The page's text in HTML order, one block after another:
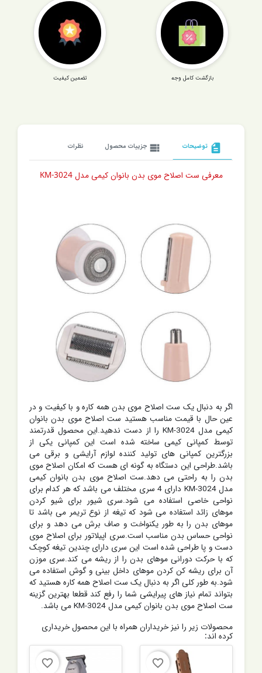
بازگشت کامل وجه تضمین کیفیت
description توضیحات view_list جزییات محصول نظرات
معرفی ست اصلاح موی بدن بانوان کیمی مدل KM-3024
اگر به دنبال یک ست اصلاح موی بدن همه کاره و با کیفیت و در
عین حال با قیمت مناسب هستید ست اصلاح موی بدن بانوان
کیمی مدل KM-3024 را از دست ندهید.این محصول قدرتمند
توسط کمپانی کیمی ساخته شده است این کمپانی یکی از
بزرگترین کمپانی های تولید کننده لوازم آرایشی و برقی می
باشد.طراحی این دستگاه به گونه ای هست که امکان اصلاح موی
بدن را به راحتی می دهد.ست اصلاح موی بدن بانوان کیمی
مدل KM-3024 دارای 4 سری مختلف می باشد که هر کدام برای
نواحی خاصی استفاده می شود.سری شیور برای شیو کردن
موهای زائد استفاده می شود که تیغه از نوع تریمر می باشد تا
موهای بدن را به طور یکنواخت و صاف برش می دهد و برای
نواحی حساس بدن مناسب است.سری اپیلاتور برای اصلاح موی
دست و پا طراحی شده است این سری دارای چندین تیغه کوچک
که با حرکت دورانی موهای بدن را از ریشه می کند.سری موزن
آن برای ریشه کن کردن موهای داخل بینی و گوش استفاده می
شود.به طور کلی اگر به دنبال یک ست اصلاح همه کاره هستید که
بتواند تمام نیاز های پیرایشی شما را رفع کند قطعا بهترین گزینه
ست اصلاح موی بدن بانوان کیمی مدل KM-3024 می باشد.
محصولات زیر را نیز خریداران همراه با این محصول خریداری
کرده اند:
favorite_border
favorite_border